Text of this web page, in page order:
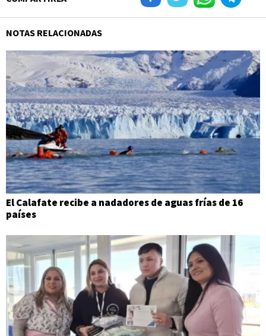
NOTAS RELACIONADAS
El Calafate recibe a nadadores de aguas frías de 16
países